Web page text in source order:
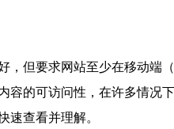
，但要求网站至少在移动端
容的可访问性，在许多情况
速查看并理解。